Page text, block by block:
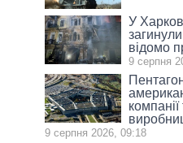
У
відомо
9 серпня
9 серпня 2026, 09:18